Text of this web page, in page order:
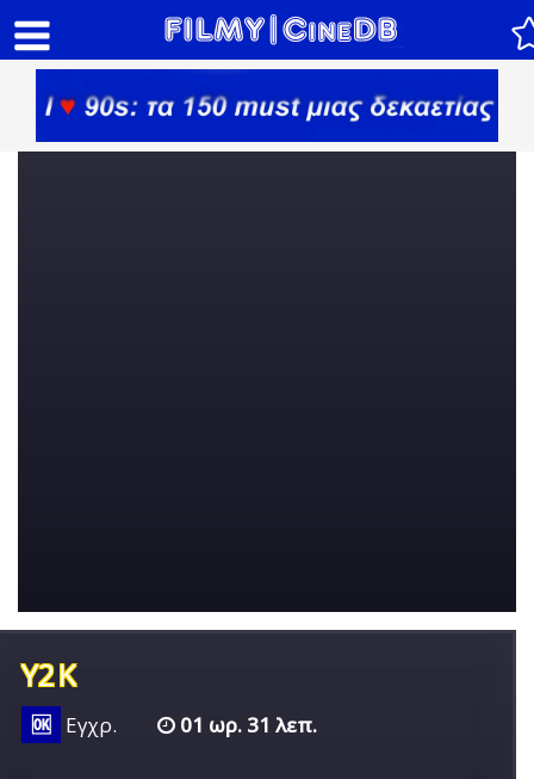
Y2K
🆗 Εγχρ. 01 ωρ. 31 λεπ.